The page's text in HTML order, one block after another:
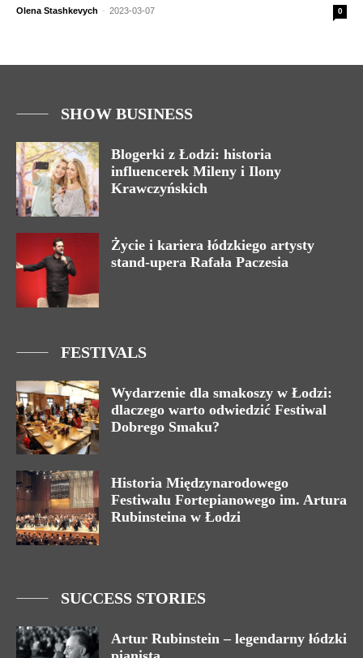
Olena Stashkevych - 2023-03-07 0
SHOW BUSINESS
Blogerki z Łodzi: historia
influencerek Mileny i Ilony
Krawczyńskich
Życie i kariera łódzkiego artysty
stand-upera Rafała Paczesia
FESTIVALS
Wydarzenie dla smakoszy w Łodzi:
dlaczego warto odwiedzić Festiwal
Dobrego Smaku?
Historia Międzynarodowego
Festiwalu Fortepianowego im. Artura
Rubinsteina w Łodzi
SUCCESS STORIES
Artur Rubinstein – legendarny łódzki